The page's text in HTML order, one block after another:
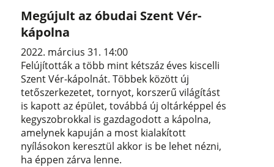
Megújult az óbudai Szent Vér-
kápolna
2022. március 31. 14:00
Felújították a több mint kétszáz éves kiscelli
Szent Vér-kápolnát. Többek között új
tetőszerkezetet, tornyot, korszerű világítást
is kapott az épület, továbbá új oltárképpel és
kegyszobrokkal is gazdagodott a kápolna,
amelynek kapuján a most kialakított
nyílásokon keresztül akkor is be lehet nézni,
ha éppen zárva lenne.